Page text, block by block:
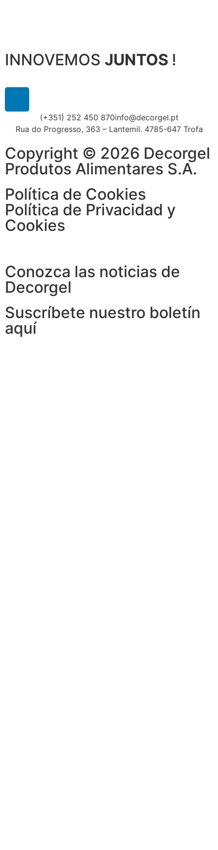
INNOVEMOS JUNTOS !
(+351) 252 450 870info@decorgel.pt
Rua do Progresso, 363 – Lantemil. 4785-647 Trofa
Copyright © 2026 Decorgel
Produtos Alimentares S.A.
Política de Cookies
Política de Privacidad y
Cookies
Conozca las noticias de
Decorgel
Suscríbete nuestro boletín
aquí